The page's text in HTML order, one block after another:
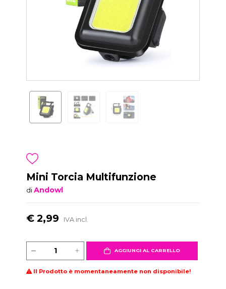
Mini Torcia Multifunzione
diAndowl
€ 2,99 IVA incl.
AGGIUNGI AL CARRELLO
Il Prodotto è momentaneamente non disponibile!